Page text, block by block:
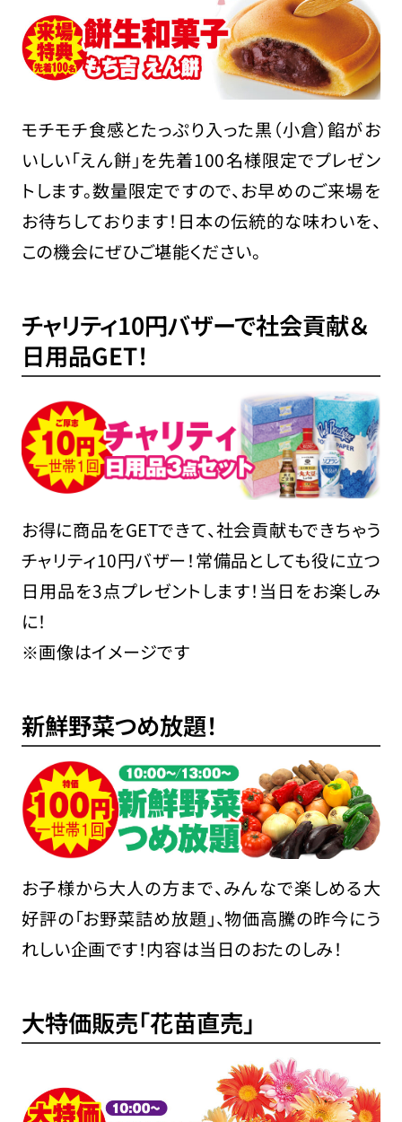
モチモチ食感とたっぷり入った黒（小倉）餡がお
いしい「えん餅」を先着100名様限定でプレゼン
トします。数量限定ですので、お早めのご来場を
お待ちしております！日本の伝統的な味わいを、
この機会にぜひご堪能ください。
チャリティ10円バザーで社会貢献＆
日用品GET！
お得に商品をGETできて、社会貢献もできちゃう
チャリティ10円バザー！常備品としても役に立つ
日用品を3点プレゼントします！当日をお楽しみ
に！
※画像はイメージです
新鮮野菜つめ放題！
お子様から大人の方まで、みんなで楽しめる大
好評の「お野菜詰め放題」、物価高騰の昨今にう
れしい企画です！内容は当日のおたのしみ！
大特価販売「花苗直売」